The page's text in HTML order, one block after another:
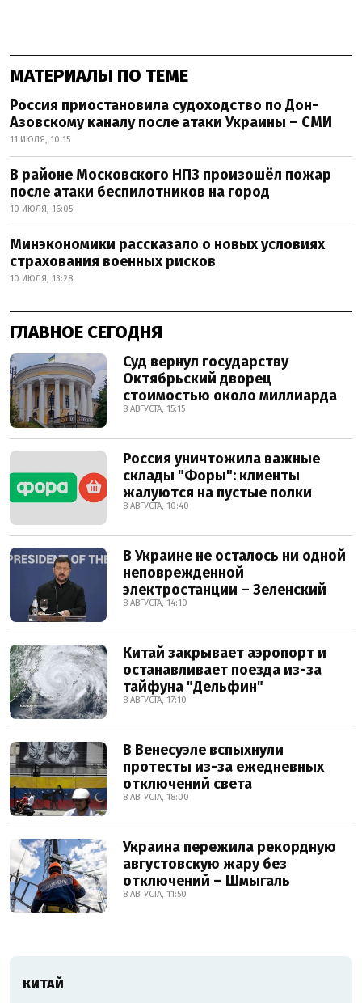
МАТЕРИАЛЫ ПО ТЕМЕ
Россия приостановила судоходство по Дон-
Азовскому каналу после атаки Украины – СМИ
11 ИЮЛЯ, 10:15
В районе Московского НПЗ произошёл пожар
после атаки беспилотников на город
10 ИЮЛЯ, 16:05
Минэкономики рассказало о новых условиях
страхования военных рисков
10 ИЮЛЯ, 13:28
ГЛАВНОЕ СЕГОДНЯ
Суд вернул государству
Октябрьский дворец
стоимостью около миллиарда
8 АВГУСТА, 15:15
Россия уничтожила важные
склады "Форы": клиенты
жалуются на пустые полки
8 АВГУСТА, 10:40
В Украине не осталось ни одной
неповрежденной
электростанции – Зеленский
8 АВГУСТА, 14:10
Китай закрывает аэропорт и
останавливает поезда из-за
тайфуна "Дельфин"
8 АВГУСТА, 17:10
В Венесуэле вспыхнули
протесты из-за ежедневных
отключений света
8 АВГУСТА, 18:00
Украина пережила рекордную
августовскую жару без
отключений – Шмыгаль
8 АВГУСТА, 11:50
КИТАЙ